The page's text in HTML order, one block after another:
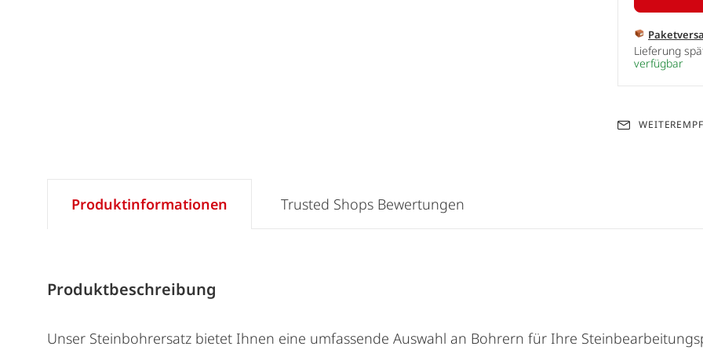
Lieferung
verfügbar
Produktinformationen
Produktbeschreibung
Unser Steinbohrersatz bietet Ihnen eine umfassende Auswahl an Bohrern für Ihre
Trusted Shops Bewertungen